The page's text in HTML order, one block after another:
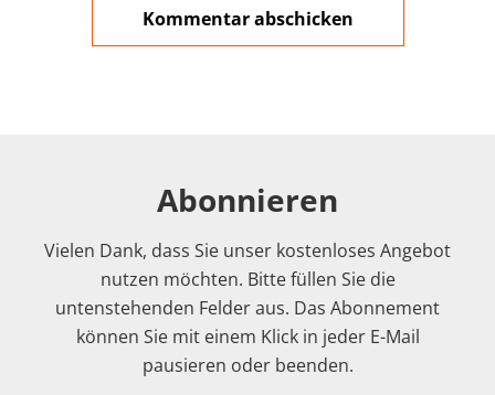
Abonnieren
Vielen Dank, dass Sie unser kostenloses Angebot
nutzen möchten. Bitte füllen Sie die
untenstehenden Felder aus. Das Abonnement
können Sie mit einem Klick in jeder E-Mail
pausieren oder beenden.